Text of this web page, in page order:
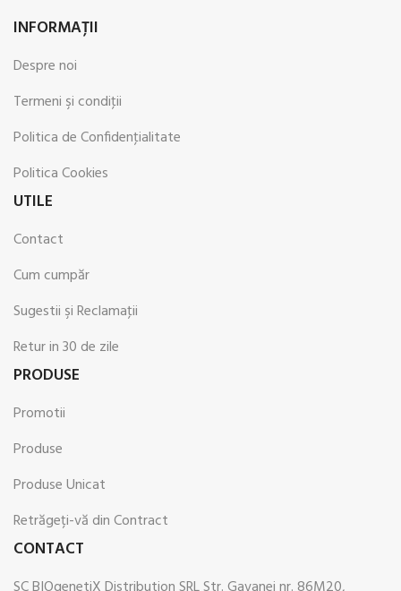
INFORMAŢII
Despre noi
Termeni şi condiţii
Politica de Confidenţialitate
Politica Cookies
UTILE
Contact
Cum cumpăr
Sugestii şi Reclamaţii
Retur in 30 de zile
PRODUSE
Promotii
Produse
Produse Unicat
Retrăgeți-vă din Contract
CONTACT